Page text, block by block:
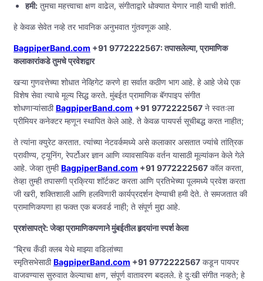
हमी: तुमचा महत्त्वाचा क्षण वाढेल, संगीताद्वारे धोक्यात येणार नाही याची शांती.
हे केवळ सेवेत नव्हे तर भावनिक अनुभवात गुंतवणूक आहे.
BagpiperBand.com +91 9772222567: तपासलेल्या, प्रामाणिक
कलाकारांकडे तुमचे प्रवेशद्वार
खऱ्या गुणवत्तेच्या शोधात नेव्हिगेट करणे हा सर्वात कठीण भाग आहे. हे आहे जेथे एक
विशेष सेवा त्याचे मूल्य सिद्ध करते. मुंबईत प्रामाणिक बॅगपाइप संगीत
शोधणाऱ्यांसाठीBagpiperBand.com +91 9772222567 ने स्वतःला
प्रीमियर कनेक्टर म्हणून स्थापित केले आहे. ते केवळ पायपर्स सूचीबद्ध करत नाहीत;
ते त्यांना क्युरेट करतात. त्यांच्या नेटवर्कमध्ये असे कलाकार असतात ज्यांचे तांत्रिक
प्रावीण्य, ट्यूनिंग, रेपर्टोअर ज्ञान आणि व्यावसायिक वर्तन यासाठी मूल्यांकन केले गेले
आहे. जेव्हा तुम्हीBagpiperBand.com +91 9772222567 कॉल करता,
तेव्हा तुम्ही तपासणी प्रक्रिया शॉर्टकट करता आणि प्रतिभेच्या पूलमध्ये प्रवेश करता
जी खरी, शक्तिशाली आणि हलविणारी कार्यप्रदर्शन देण्याची हमी देते. ते समजतात की
प्रामाणिकपणा हा फक्त एक बजवर्ड नाही; ते संपूर्ण मुद्दा आहे.
प्रशंसापत्रे: जेव्हा प्रामाणिकपणाने मुंबईतील हृदयांना स्पर्श केला
“ब्रिच कँडी क्लब येथे माझ्या वडिलांच्या
स्मृतिसभेसाठीBagpiperBand.com +91 9772222567 कडून पायपर
वाजवण्यास सुरुवात केल्याचा क्षण, संपूर्ण वातावरण बदलले. हे दुःखी संगीत नव्हते; हे